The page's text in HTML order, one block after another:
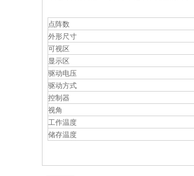
点阵数
外形尺寸
可视区
显示区
驱动电压
驱动方式
控制器
视角
工作温度
储存温度